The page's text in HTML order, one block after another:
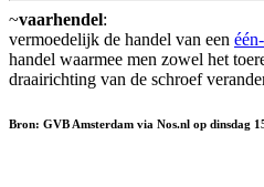
~vaarhendel:
vermoedelijk de handel van een
handel waarmee men zowel het
draairichting van de schroef
Bron: GVB Amsterdam via Nos.nl op dinsdag